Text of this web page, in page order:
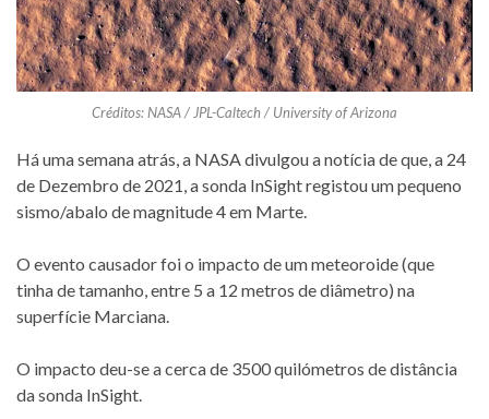
Créditos: NASA / JPL-Caltech / University of Arizona
Há uma semana atrás, a NASA divulgou a notícia de que, a 24
de Dezembro de 2021, a sonda InSight registou um pequeno
sismo/abalo de magnitude 4 em Marte.
O evento causador foi o impacto de um meteoroide (que
tinha de tamanho, entre 5 a 12 metros de diâmetro) na
superfície Marciana.
O impacto deu-se a cerca de 3500 quilómetros de distância
da sonda InSight.